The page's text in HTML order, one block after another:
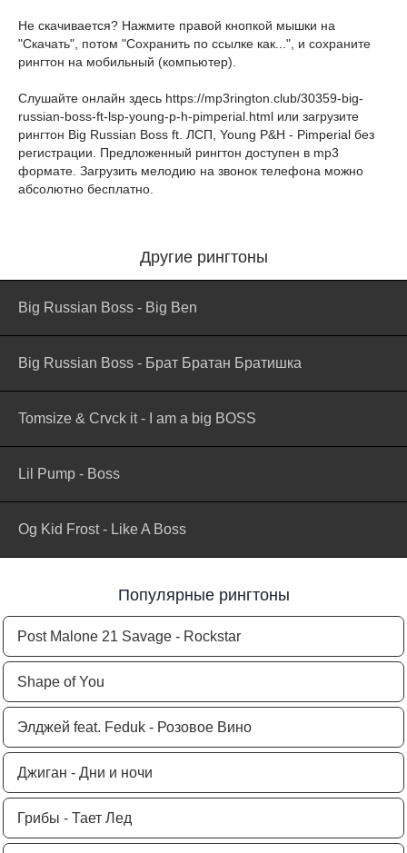
Не скачивается? Нажмите правой кнопкой мышки на
"Скачать", потом "Сохранить по ссылке как...", и сохраните
рингтон на мобильный (компьютер).
Слушайте онлайн здесь https://mp3rington.club/30359-big-
russian-boss-ft-lsp-young-p-h-pimperial.html или загрузите
рингтон Big Russian Boss ft. ЛСП, Young P&H - Pimperial без
регистрации. Предложенный рингтон доступен в mp3
формате. Загрузить мелодию на звонок телефона можно
абсолютно бесплатно.
Другие рингтоны
Big Russian Boss - Big Ben
Big Russian Boss - Брат Братан Братишка
Tomsize & Crvck it - I am a big BOSS
Lil Pump - Boss
Og Kid Frost - Like A Boss
Популярные рингтоны
Post Malone 21 Savage - Rockstar
Shape of You
Элджей feat. Feduk - Розовое Вино
Джиган - Дни и ночи
Грибы - Тает Лед